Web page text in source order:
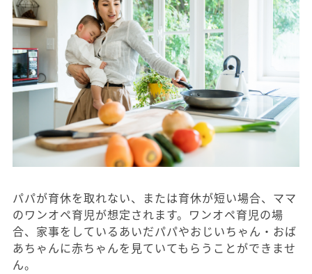
パパが育休を取れない、または育休が短い場合、ママ
のワンオペ育児が想定されます。ワンオペ育児の場
合、家事をしているあいだパパやおじいちゃん・おば
あちゃんに赤ちゃんを見ていてもらうことができませ
ん。